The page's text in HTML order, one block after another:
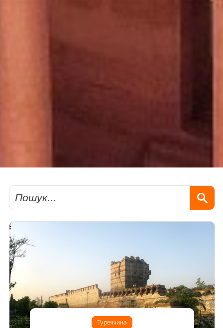
Пошук
Туреччина